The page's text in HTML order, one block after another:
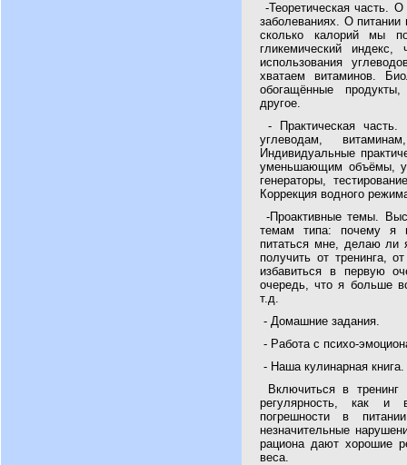
-Теоретическая часть.
заболеваниях. О питании
сколько калорий мы
гликемический
использования
хватаем витаминов.
обогащённые
другое.
- Практическая
углеводам,
Индивидуальные
уменьшающим объёмы,
генераторы,
Коррекция водного
-Проактивные темы.
темам типа: почему я
питаться мне, делаю ли
получить от тренинга,
избавиться в первую
очередь, что я больше
т.д.
- Домашние задания.
- Работа с психо-
- Наша кулинарная книга.
Включиться в
регулярность, как и
погрешности в
незначительные
рациона дают хорошие
веса.